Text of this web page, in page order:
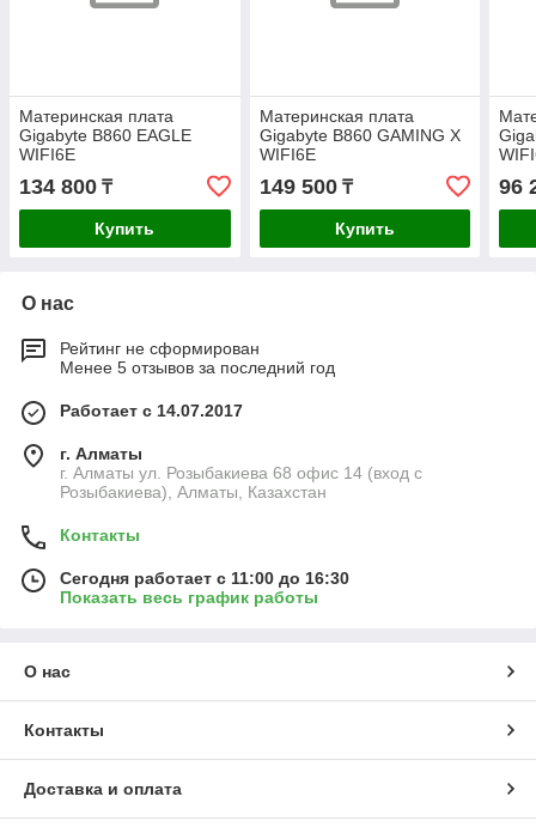
Материнская плата
Gigabyte B860 EAGLE
WIFI6E
134 800 ₸
Купить
Материнская плата
Gigabyte B860 GAMING X
WIFI6E
149 500₸
Купить
96
О нас
Рейтинг не сформирован
Менее 5 отзывов за последний год
Работает с 14.07.2017
г. Алматы
г. Алматы ул. Розыбакиева 68 офис 14 (вход с
Розыбакиева), Алматы, Казахстан
Контакты
Сегодня работает с 11:00 до 16:30
Показать весь график работы
О нас
Контакты
Доставка и оплата